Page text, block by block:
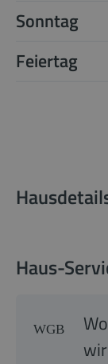
Sonntag
Feiertag
Haus-